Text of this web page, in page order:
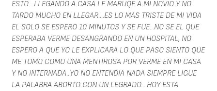
ESTO....LLEGANDO A CASA LE MARUQE A MI NOVIO Y NO
TARDO MUCHO EN LLEGAR....ES LO MAS TRISTE DE MI VIDA
EL SOLO SE ESPERO 10 MINUTOS Y SE FUE...NO SE EL QUE
ESPERABA VERME DESANGRANDO EN UN HOSPITAL, NO
ESPERO A QUE YO LE EXPLICARA LO QUE PASO SIENTO QUE
ME TOMO COMO UNA MENTIROSA POR VERME EN MI CASA
Y NO INTERNADA...YO NO ENTENDIA NADA SIEMPRE LIGUE
LA PALABRA ABORTO CON UN LEGRADO....HOY ESTA